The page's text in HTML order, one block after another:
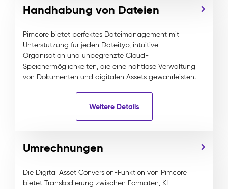
Handhabung von Dateien
Pimcore bietet perfektes Dateimanagement mit
Unterstützung für jeden Dateityp, intuitive
Organisation und unbegrenzte Cloud-
Speichermöglichkeiten, die eine nahtlose Verwaltung
von Dokumenten und digitalen Assets gewährleisten.
Weitere Details
Umrechnungen
Die Digital Asset Conversion-Funktion von Pimcore
bietet Transkodierung zwischen Formaten, KI-